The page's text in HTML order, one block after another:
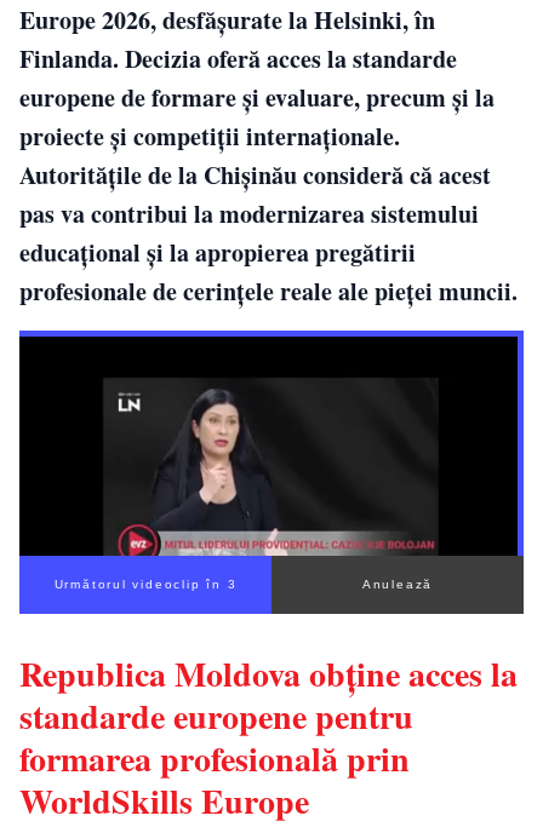
Europe 2026, desfășurate la Helsinki, în
Finlanda. Decizia oferă acces la standarde
europene de formare și evaluare, precum și la
proiecte și competiții internaționale.
Autoritățile de la Chișinău consideră că acest
pas va contribui la modernizarea sistemului
educațional și la apropierea pregătirii
profesionale de cerințele reale ale pieței muncii.
Următorul videoclip în 2 Anulează
Republica Moldova obține acces la
standarde europene pentru
formarea profesională prin
WorldSkills Europe